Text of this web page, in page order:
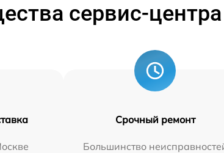
сервис-центра
Срочный ремонт
Большинство